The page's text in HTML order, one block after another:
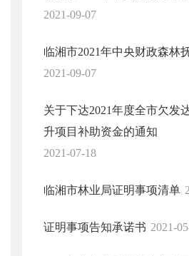
2021-09-07
临湘市2021年中央财政森林
2021-09-07
关于下达2021年度全市欠发
升项目补助资金的通知
2021-07-18
临湘市林业局证明事项清单
证明事项告知承诺书 2021-